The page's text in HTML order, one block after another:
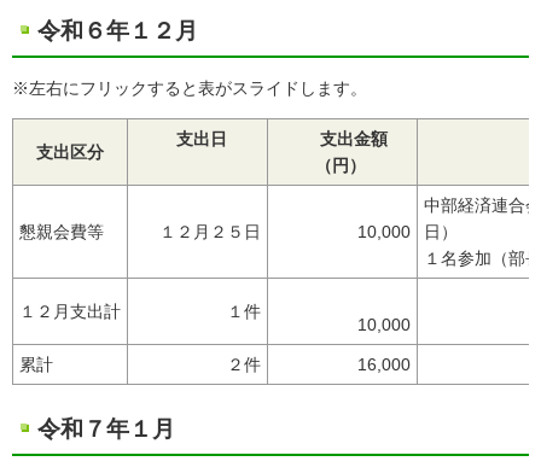
令和６年１２月
※左右にフリックすると表がスライドします。
支出区分
支出日
支出金額
（円）
懇親会費等 １２月２５日 10,000
中部経済連合
日）
１名参加（部
１２月支出計 １件
10,000
累計 ２件 16,000
令和７年１月